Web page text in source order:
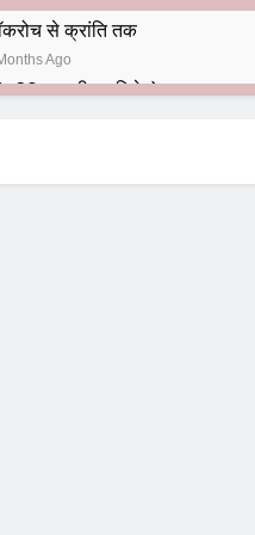
से क्रांति तक
Ago
एव अद्वीतीय है महात्मा गांधी (पुण्य तिथि-30 जनवरी पर विशेष)